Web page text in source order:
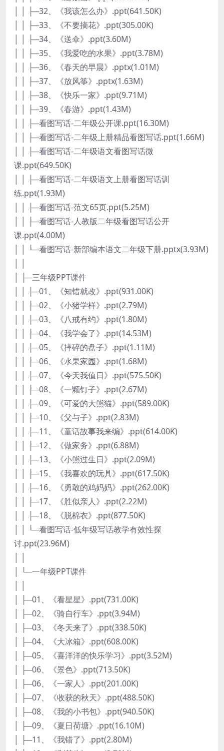
│ │ ├─32、《我该怎么办》.ppt(641.50K)
│ │ ├─33、《不要摘花》.ppt(305.00K)
│ │ ├─34、《送伞》.ppt(3.60M)
│ │ ├─35、《我爱吃的水果》.ppt(3.78M)
│ │ ├─36、《春天的早晨》.pptx(1.01M)
│ │ ├─37、《放风筝》.pptx(1.63M)
│ │ ├─38、《快乐一家》.ppt(9.71M)
│ │ ├─39、《春游》.ppt(1.43M)
│ │ ├─看图写话-二年级公开课.ppt(16.30M)
│ │ ├─看图写话-二年级上册精品看图写话.ppt(1.66M)
│ │ ├─看图写话-二年级语文看图写话微
课.ppt(649.50K)
│ │ ├─看图写话-二年级语文上册看图写话训
练.ppt(1.93M)
│ │ ├─看图写话-范文65页.ppt(5.25M)
│ │ ├─看图写话-人教版二年级看图写话公开
课.ppt(4.00M)
│ │ └─看图写话-新部编本语文二年级下册.pptx(3.93M)
│ ├─三年级PPT课件
│ │ ├─01、《知错就改》.ppt(931.00K)
│ │ ├─02、《小猪学样》.ppt(2.79M)
│ │ ├─03、《八戒有约》.ppt(1.80M)
│ │ ├─04、《我学会了》.ppt(14.53M)
│ │ ├─05、《摔碎的盘子》.ppt(1.11M)
│ │ ├─06、《水果家园》.ppt(1.68M)
│ │ ├─07、《今天我值日》.ppt(575.50K)
│ │ ├─08、《一颗钉子》.ppt(2.67M)
│ │ ├─09、《可爱的大熊猫》.ppt(589.00K)
│ │ ├─10、《父与子》.ppt(2.83M)
│ │ ├─11、《童话故事我来编》.ppt(614.00K)
│ │ ├─12、《做家务》.ppt(6.88M)
│ │ ├─13、《小熊过生日》.ppt(2.09M)
│ │ ├─15、《我喜欢的玩具》.ppt(617.50K)
│ │ ├─16、《勇敢的鸡妈妈》.ppt(262.00K)
│ │ ├─17、《胜似亲人》.ppt(2.22M)
│ │ ├─18、《脱棉衣》.ppt(877.50K)
│ │ └─看图写话-低年级写话教学有效性探
讨.ppt(23.96M)
│ └─一年级PPT课件
│ ├─01、《看星星》.ppt(731.00K)
│ ├─02、《骑自行车》.ppt(3.94M)
│ ├─03、《冬天来了》.ppt(338.50K)
│ ├─04、《大冰箱》.ppt(608.00K)
│ ├─05、《喜洋洋的快乐学习》.ppt(3.52M)
│ ├─06、《景色》.ppt(713.50K)
│ ├─06、《一家人》.ppt(201.00K)
│ ├─07、《收获的秋天》.ppt(488.50K)
│ ├─08、《我的小书包》.ppt(940.50K)
│ ├─09、《夏日荷塘》.ppt(16.10M)
│ ├─11、《我错了》.ppt(2.80M)